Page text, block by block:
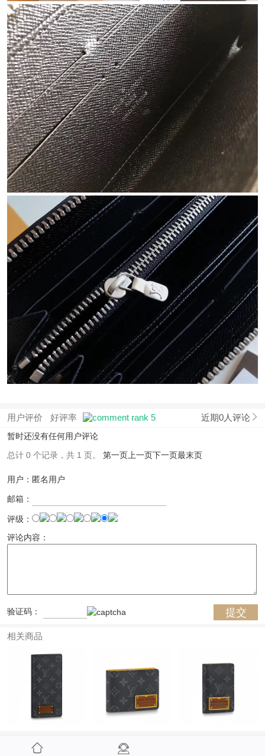
用户评价 好评率 近期0人评论
暂时还没有任何用户评论
总计 0 个记录，共 1 页。 第一页 上一页下一页最末页
用户：匿名用户
邮箱：
评级：
评论内容：
验证码：
相关商品